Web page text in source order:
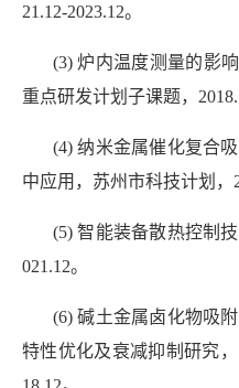
21.12-2023.12。
(3) 炉内温度测量的影
重点研发计划子课题，
(4) 纳米金属催化复合
中应用，苏州市科技计划，
(5) 智能装备散热控制
021.12。
(6) 碱土金属卤化物吸
特性优化及衰减抑制研究